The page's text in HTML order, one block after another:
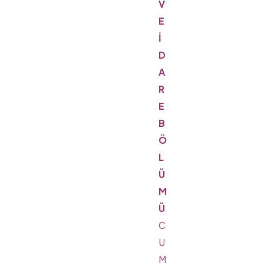
V
E
İ
D
A
R
E
B
Ö
L
Ü
M
Ü
C
U
M